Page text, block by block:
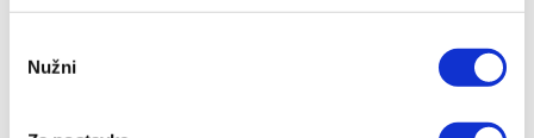
Selection
Nužni
Bivši selektor zlatnih kadeta BiH naredne sezone u